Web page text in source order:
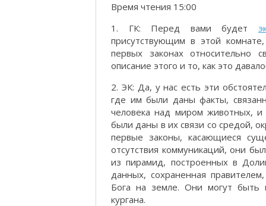
Время чтения 15:00
1. ГК: Перед вами будет
присутствующим в этой
первых законах относительно
описание этого и то, как это
2. ЭК: Да, у нас есть эти
где им были даны факты,
человека над миром животных,
были даны в их связи со средой,
первые законы, касающиеся
отсутствия коммуникаций, они
из пирамид, построенных в
данных, сохраненная
Бога на земле. Они могут быть
кургана.